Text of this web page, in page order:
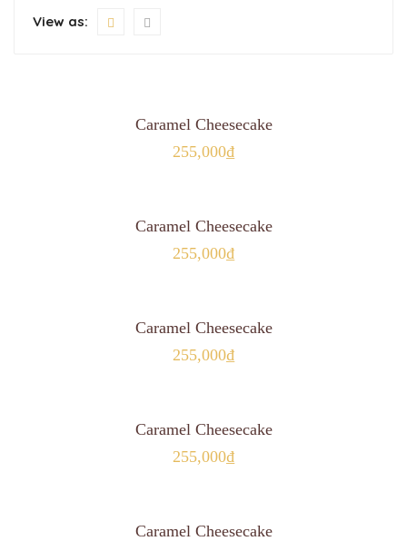
View as:
Caramel Cheesecake
255,000₫
Caramel Cheesecake
255,000₫
Caramel Cheesecake
255,000₫
Caramel Cheesecake
255,000₫
Caramel Cheesecake